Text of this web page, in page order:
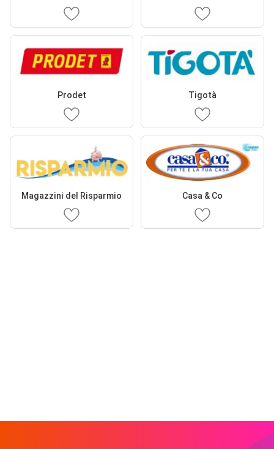
Prodet Tigotà
Magazzini del Risparmio Casa & Co